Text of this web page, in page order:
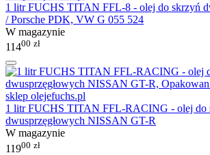
1 litr FUCHS TITAN FFL-8 - olej do skrzyń
/ Porsche PDK, VW G 055 524
W magazynie
11400 zł
1 litr FUCHS TITAN FFL-RACING - olej do
dwusprzęgłowych NISSAN GT-R
W magazynie
11900 zł